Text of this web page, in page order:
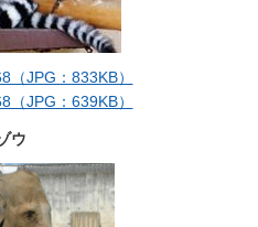
JPG：833KB）
JPG：639KB）
ウ